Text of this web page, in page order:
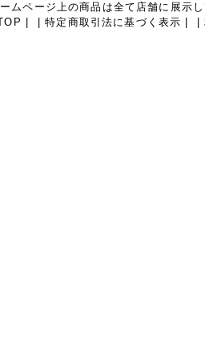
ムページ上の商品は全て店舗に展示
|特定商取引法に基づく表示 |